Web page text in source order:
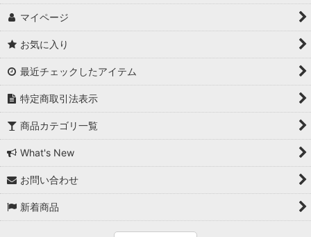
マイページ
お気に入り
最近チェックしたアイテム
特定商取引法表示
商品カテゴリ一覧
What's New
お問い合わせ
新着商品